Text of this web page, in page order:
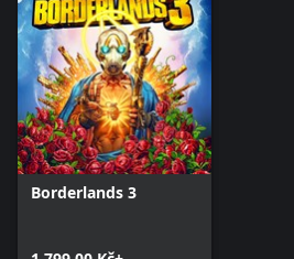
Borderlands 3